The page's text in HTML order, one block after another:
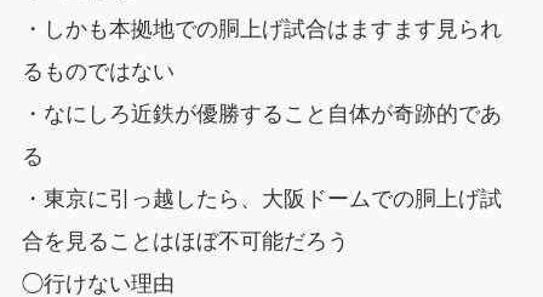
・しかも本拠地での胴上げ試合はますます見られ
るものではない
・なにしろ近鉄が優勝すること自体が奇跡的であ
る
・東京に引っ越したら、大阪ドームでの胴上げ試
合を見ることはほぼ不可能だろう
◯行けない理由